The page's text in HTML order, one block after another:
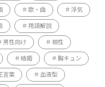
歌・曲 浮気
用語解説
男性向け 相性
結婚 胸キュン
言葉 血液型